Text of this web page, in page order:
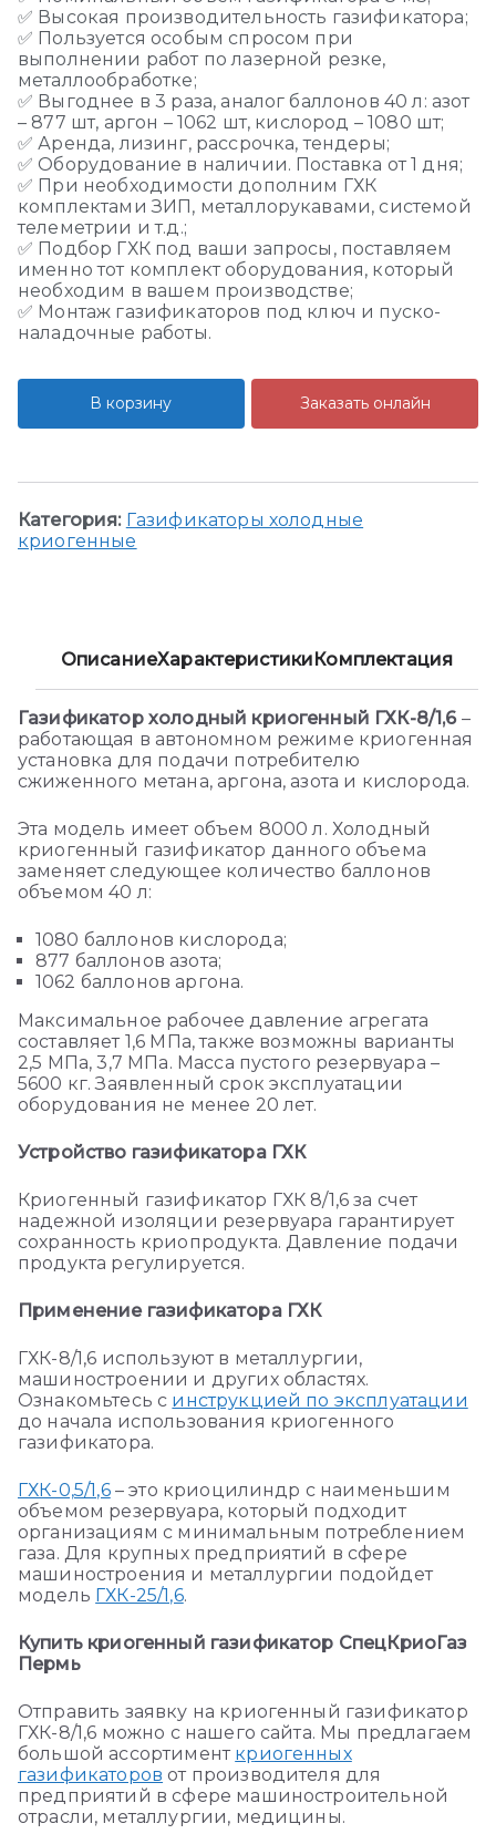
✅ Высокая производительность газификатора;
✅ Пользуется особым спросом при
выполнении работ по лазерной резке,
металлообработке;
✅ Выгоднее в 3 раза, аналог баллонов 40 л: азот
– 877 шт, аргон – 1062 шт, кислород – 1080 шт;
✅ Аренда, лизинг, рассрочка, тендеры;
✅ Оборудование в наличии. Поставка от 1 дня;
✅ При необходимости дополним ГХК
комплектами ЗИП, металлорукавами, системой
телеметрии и т.д.;
✅ Подбор ГХК под ваши запросы, поставляем
именно тот комплект оборудования, который
необходим в вашем производстве;
✅ Монтаж газификаторов под ключ и пуско-
наладочные работы.
В корзину Заказать онлайн
Категория: Газификаторы холодные
криогенные
ОписаниеХарактеристикиКомплектация
Газификатор холодный криогенный ГХК-8/1,6–
работающая в автономном режиме криогенная
установка для подачи потребителю
сжиженного метана, аргона, азота и кислорода.
Эта модель имеет объем 8000 л. Холодный
криогенный газификатор данного объема
заменяет следующее количество баллонов
объемом 40 л:
1080 баллонов кислорода;
877 баллонов азота;
1062 баллонов аргона.
Максимальное рабочее давление агрегата
составляет 1,6 МПа, также возможны варианты
2,5 МПа, 3,7 МПа. Масса пустого резервуара –
5600 кг. Заявленный срок эксплуатации
оборудования не менее 20 лет.
Устройство газификатора ГХК
Криогенный газификатор ГХК 8/1,6 за счет
надежной изоляции резервуара гарантирует
сохранность криопродукта. Давление подачи
продукта регулируется.
Применение газификатора ГХК
ГХК-8/1,6 используют в металлургии,
машиностроении и других областях.
Ознакомьтесь с инструкцией по эксплуатации
до начала использования криогенного
газификатора.
ГХК-0,5/1,6– это криоцилиндр с наименьшим
объемом резервуара, который подходит
организациям с минимальным потреблением
газа. Для крупных предприятий в сфере
машиностроения и металлургии подойдет
модель ГХК-25/1,6.
Купить криогенный газификатор СпецКриоГаз
Пермь
Отправить заявку на криогенный газификатор
ГХК-8/1,6 можно с нашего сайта. Мы предлагаем
большой ассортимент криогенных
газификаторов от производителя для
предприятий в сфере машиностроительной
отрасли, металлургии, медицины.